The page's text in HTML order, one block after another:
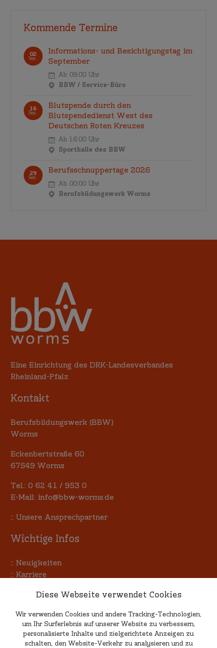
Kommende Termine
02
Sep..
Informations- und Besichtigungstag im
September
Ab 09:00 Uhr
BBW / Service-Büro
16
Sep..
Blutspende durch den
Blutspendedienst West des
Deutschen Roten Kreuzes
Ab 16:00 Uhr
Sporthalle des BBW
29
Sep..
Berufsschnuppertage 2026
Ab 00:00 Uhr
Berufsbildungswerk Worms
Eine Einrichtung des DRK-Landesverbandes
Rheinland-Pfalz
Kontakt
Berufsbildungswerk (BBW)
Worms
Eckenbertstraße 60
67549 Worms
Tel.:0 62 41 / 953 0
E-Mail: info@bbw-worms.de
::Unsere Ansprechpartner
Wichtige Infos
::Neuigkeiten
::Karriere
Allgemeine Einkaufsbedingungen
Kritik & Anregungen
Diese Webseite verwendet Cookies
Wir verwenden Cookies und andere Tracking-Technologien,
um Ihr Surferlebnis auf unserer Website zu verbessern,
personalisierte Inhalte und zielgerichtete Anzeigen zu
schalten, den Website-Verkehr zu analysieren und zu